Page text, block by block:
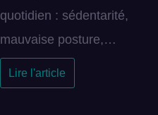
quotidien : sédentarité,
mauvaise posture,…
Lire l'article